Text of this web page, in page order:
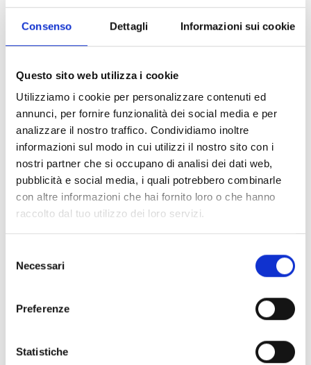
Consenso Dettagli Informazioni sui cookie
Questo sito web utilizza i cookie
Utilizziamo i cookie per personalizzare contenuti ed
annunci, per fornire funzionalità dei social media e per
analizzare il nostro traffico. Condividiamo inoltre
informazioni sul modo in cui utilizzi il nostro sito con i
nostri partner che si occupano di analisi dei dati web,
pubblicità e social media, i quali potrebbero combinarle
con altre informazioni che hai fornito loro o che hanno
raccolto dal tuo utilizzo dei loro servizi.
delNecessari
Preferenze
Statistiche
Accessories EB00 Bases - Materials
Accessories for detector testing - Materials(6)
Documents(6992)
Select All
Please log in before downloading content marked with
the icon lock
SEARCH